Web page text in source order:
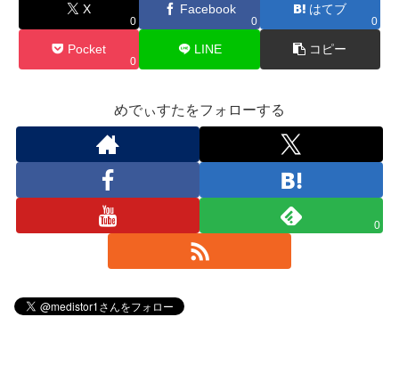
X
0
Facebook
0
はてブ
0
Pocket
0
LINE コピー
めでぃすたをフォローする
0